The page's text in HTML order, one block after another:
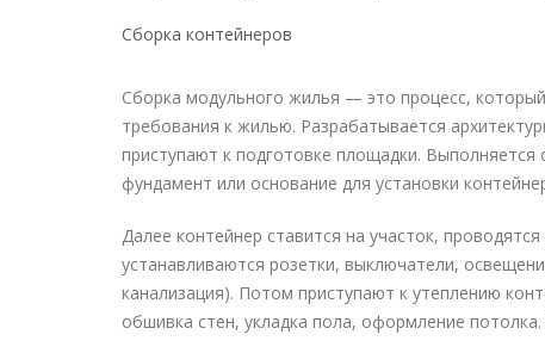
Сборка контейнеров
Сборка модульного жилья — это процесс,
требования к жилью. Разрабатывается
приступают к подготовке площадки.
фундамент или основание для установки
Далее контейнер ставится на участок,
устанавливаются розетки, выключатели,
канализация). Потом приступают к утеплению
обшивка стен, укладка пола, оформление